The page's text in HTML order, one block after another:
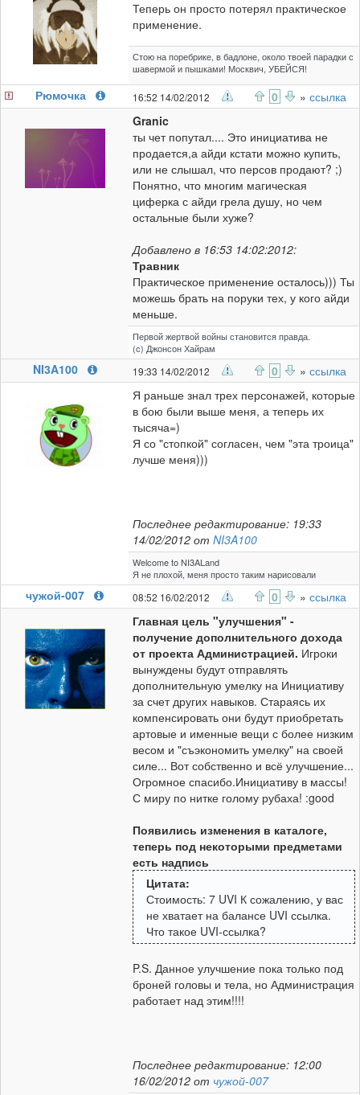
Теперь он просто потерял практическое
применение.
Стою на поребрике, в бадлоне, около твоей парадки с
шавермой и пышками! Москвич, УБЕЙСЯ!
Рюмочка 16:52 14/02/2012 0 » ссылка
Granic
ты чет попутал.... Это инициатива не
продается,а айди кстати можно купить,
или не слышал, что персов продают? ;)
Понятно, что многим магическая
циферка с айди грела душу, но чем
остальные были хуже?
Добавлено в 16:53 14:02:2012:
Травник
Практическое применение осталось))) Ты
можешь брать на поруки тех, у кого айди
меньше.
Первой жертвой войны становится правда.
(с) Джонсон Хайрам
NI3A100 19:33 14/02/2012 0 » ссылка
Я раньше знал трех персонажей, которые
в бою были выше меня, а теперь их
тысяча=)
Я со "стопкой" согласен, чем "эта троица"
лучше меня)))
Последнее редактирование: 19:33
14/02/2012 от NI3A100
Welcome to NI3ALand
Я не плохой, меня просто таким нарисовали
чужой-007 08:52 16/02/2012 0 » ссылка
Главная цель "улучшения" -
получение дополнительного дохода
от проекта Администрацией. Игроки
вынуждены будут отправлять
дополнительную умелку на Инициативу
за счет других навыков. Стараясь их
компенсировать они будут приобретать
артовые и именные вещи с более низким
весом и "съэкономить умелку" на своей
силе... Вот собственно и всё улучшение...
Огромное спасибо.Инициативу в массы!
С миру по нитке голому рубаха! :good
Появились изменения в каталоге,
теперь под некоторыми предметами
есть надпись
Цитата:
Стоимость: 7 UVI К сожалению, у вас
не хватает на балансе UVI ссылка.
Что такое UVI-ссылка?
P.S. Данное улучшение пока только под
броней головы и тела, но Администрация
работает над этим!!!!
Последнее редактирование: 12:00
16/02/2012 от чужой-007